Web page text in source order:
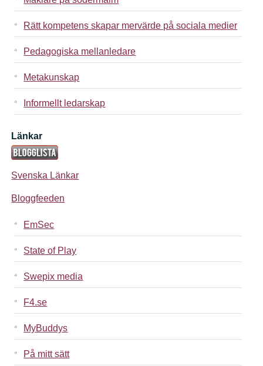
Rätt kompetens skapar mervärde på sociala medier
Pedagogiska mellanledare
Metakunskap
Informellt ledarskap
Länkar
Svenska Länkar
Bloggfeeden
EmSec
State of Play
Swepix media
F4.se
MyBuddys
På mitt sätt